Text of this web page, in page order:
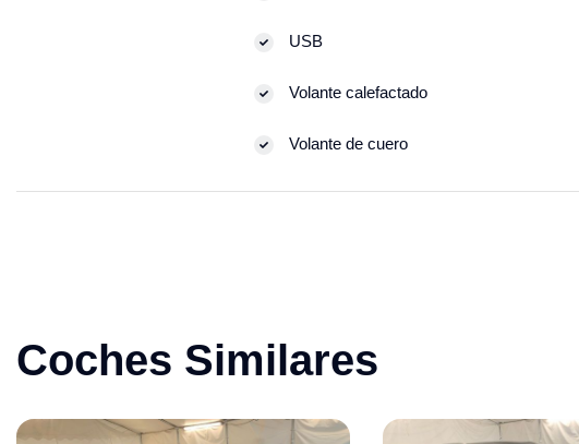
USB
Volante calefactado
Volante de cuero
Coches Similares